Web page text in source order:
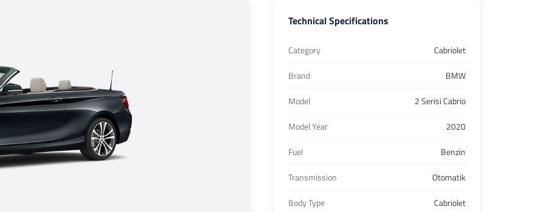
Technical Specifications
Category
Cabriolet
Brand
BMW
Model
2 Serisi Cabrio
Model Year
2020
Fuel
Benzin
Transmission
Otomatik
Body Type
Cabriolet